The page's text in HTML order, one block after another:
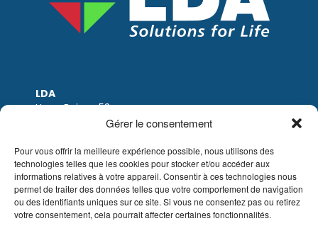
Gérer le consentement
Pour vous offrir la meilleure expérience possible, nous utilisons des
technologies telles que les cookies pour stocker et/ou accéder aux
informations relatives à votre appareil. Consentir à ces technologies nous
permet de traiter des données telles que votre comportement de navigation
ou des identifiants uniques sur ce site. Si vous ne consentez pas ou retirez
votre consentement, cela pourrait affecter certaines fonctionnalités.
LDA
Hoge Buizen 53
TVA: BE0405.895.609
IBAN: KBC / BE51 7340 2410 9862
BIC: KBC / KREDBEBB
Mentions légales|Avis de non-responsabilité